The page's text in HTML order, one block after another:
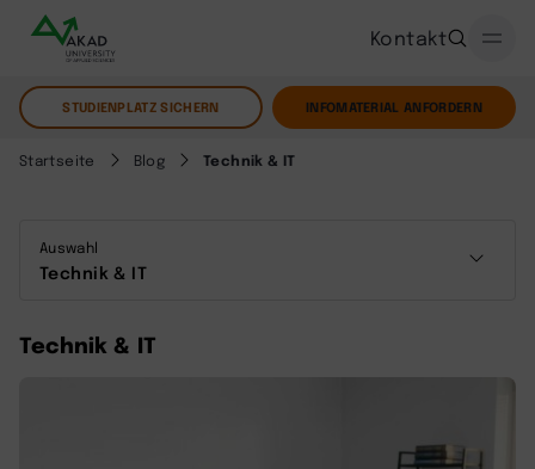
Kontakt
STUDIENPLATZ SICHERN INFOMATERIAL ANFORDERN
Startseite Blog Technik & IT
Auswahl
Technik & IT
Technik & IT